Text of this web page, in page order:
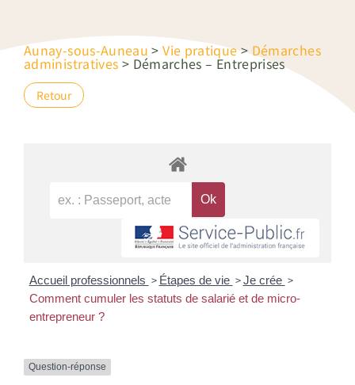
Aunay-sous-Auneau >Vie pratique>Démarches
administratives > Démarches – Entreprises
Retour
Accueil professionnels > Étapes de vie > Je crée >
Comment cumuler les statuts de salarié et de micro-
entrepreneur ?
Question-réponse